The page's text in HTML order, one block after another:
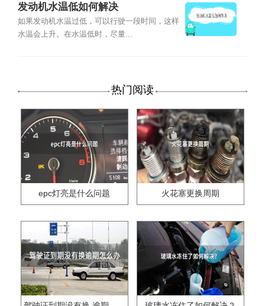
发动机水温低如何解决
如果发动机水温过低，可以行驶一段时间，这样
水温会上升。在水温低时，尽量...
热门阅读
epc灯亮是什么问题 火花塞更换周期